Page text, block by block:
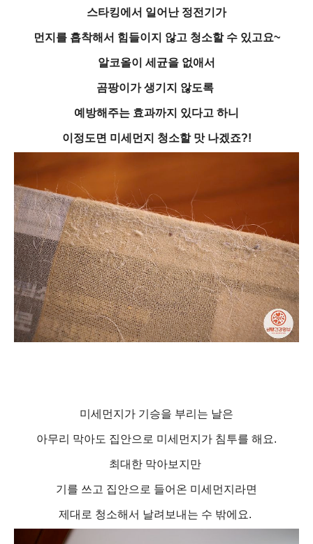
스타킹에서 일어난 정전기가
먼지를 흡착해서 힘들이지 않고 청소할 수 있고요~
알코올이 세균을 없애서
곰팡이가 생기지 않도록
예방해주는 효과까지 있다고 하니
이정도면 미세먼지 청소할 맛 나겠죠?!
미세먼지가 기승을 부리는 날은
아무리 막아도 집안으로 미세먼지가 침투를 해요.
최대한 막아보지만
기를 쓰고 집안으로 들어온 미세먼지라면
제대로 청소해서 날려보내는 수 밖에요.